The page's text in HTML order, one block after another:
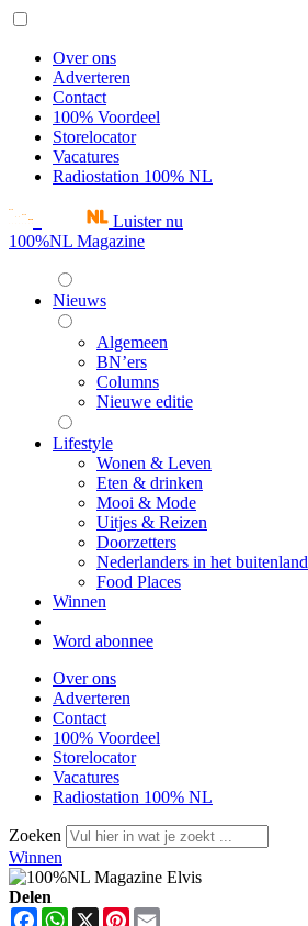
Over ons
Adverteren
Contact
100% Voordeel
Storelocator
Vacatures
Radiostation 100% NL
Luister nu
100%NL Magazine
Nieuws
Algemeen
BN’ers
Columns
Nieuwe editie
Lifestyle
Wonen & Leven
Eten & drinken
Mooi & Mode
Uitjes & Reizen
Doorzetters
Nederlanders in het buitenland
Food Places
Winnen
Word abonnee
Over ons
Adverteren
Contact
100% Voordeel
Storelocator
Vacatures
Radiostation 100% NL
Zoeken
Winnen
Delen
FacebookWhatsApp
X Pinterest